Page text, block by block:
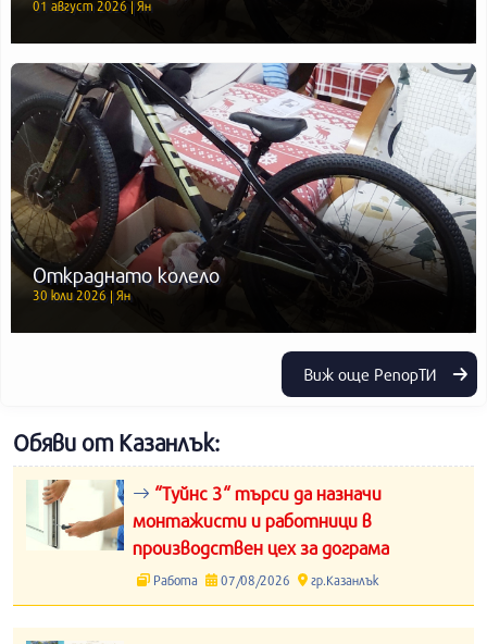
01 август 2026 | Ян
Откраднато колело
30 юли 2026 | Ян
Виж още РепорТИ
Обяви от Казанлък:
“Туйнс 3“ търси да назначи
монтажисти и работници в
производствен цех за дограма
Работа 07/08/2026 гр.Казанлък